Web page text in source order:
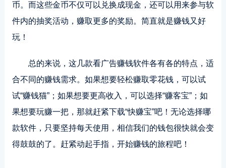
币。而这些金币不仅可以兑换成现金，还可以用来参与软
件内的抽奖活动，赚取更多的奖励。简直就是赚钱又好
玩！
总的来说，这几款看广告赚钱软件各有各的特点，适
合不同的赚钱需求。如果想要轻松赚取零花钱，可以试
试“赚钱猫”；如果想要更高收入，可以选择“赚客宝”；如
果想要玩赚一把，那就赶紧下载“快赚宝”吧！无论选择哪
款软件，只要坚持每天使用，相信我们的钱包很快就会变
得鼓鼓的了。赶紧动起手指，开始赚钱的旅程吧！